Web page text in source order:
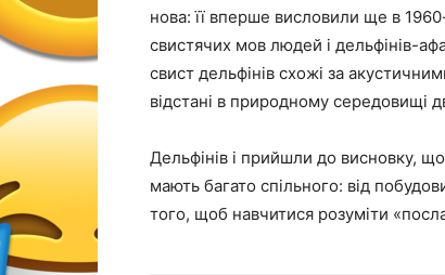
нова: її вперше висловили ще в
свистячих мов людей і дельфінів-
свист дельфінів схожі за
відстані в природному середовищі
Дельфінів і прийшли до висновку,
мають багато спільного: від
того, щоб навчитися розуміти